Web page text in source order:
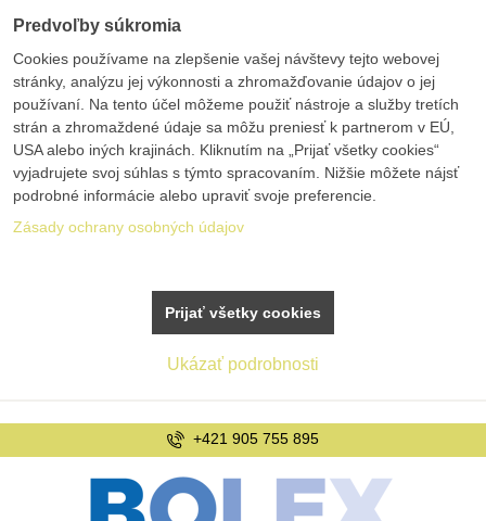
+421 905 755 895
Predvoľby súkromia
Cookies používame na zlepšenie vašej návštevy tejto webovej
stránky, analýzu jej výkonnosti a zhromažďovanie údajov o jej
používaní. Na tento účel môžeme použiť nástroje a služby tretích
strán a zhromaždené údaje sa môžu preniesť k partnerom v EÚ,
USA alebo iných krajinách. Kliknutím na „Prijať všetky cookies“
vyjadrujete svoj súhlas s týmto spracovaním. Nižšie môžete nájsť
podrobné informácie alebo upraviť svoje preferencie.
Zásady ochrany osobných údajov
Ukázať podrobnosti
Prijať všetky cookies